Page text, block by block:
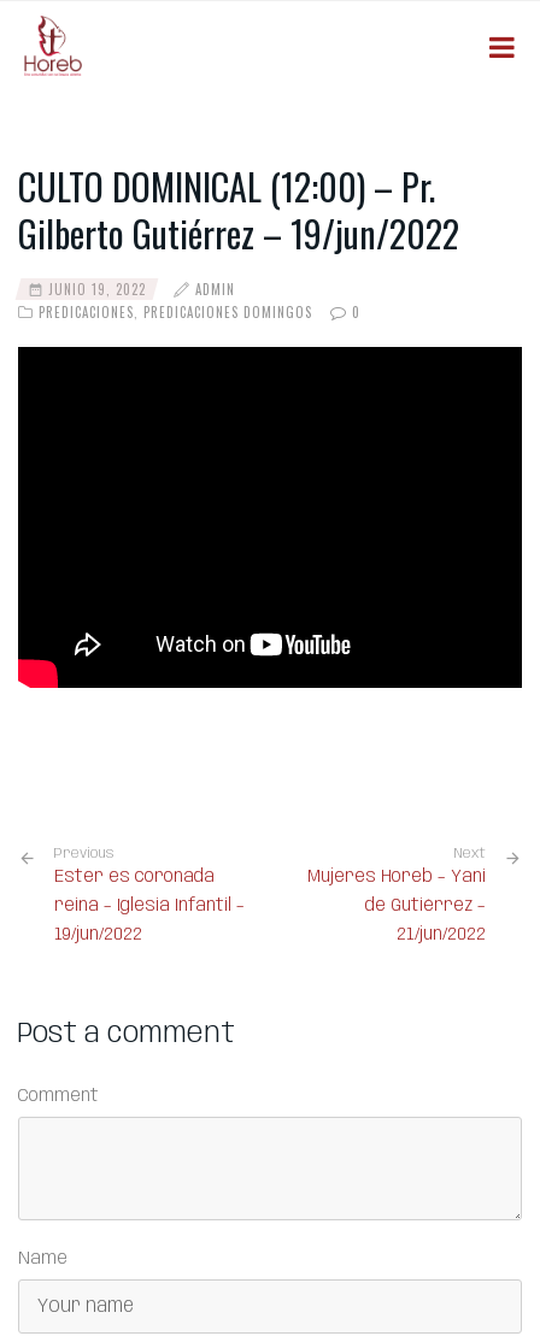
CULTO DOMINICAL (12:00) – Pr.
Gilberto Gutiérrez – 19/jun/2022
JUNIO 19, 2022
ADMIN
PREDICACIONES
PREDICACIONES DOMINGOS 0
Previous
Ester es coronada
reina – Iglesia Infantil –
19/jun/2022
Next
Mujeres Horeb – Yani
de Gutiérrez –
21/jun/2022
Post a comment
Comment
Name